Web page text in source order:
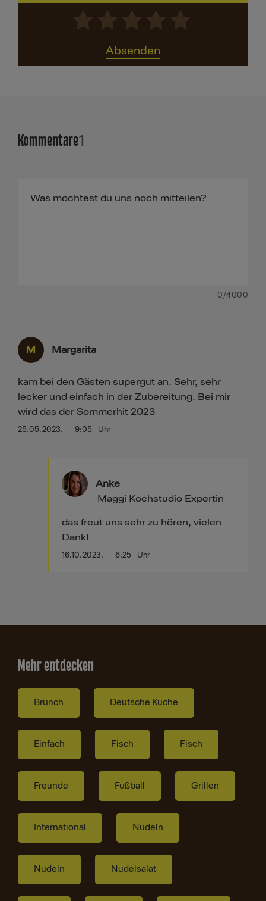
Absenden
Kommentare1
0 /4000
M Margarita
25.05.2023. 9:05 Uhr
kam bei den Gästen supergut an. Sehr, sehr
lecker und einfach in der Zubereitung. Bei mir
wird das der Sommerhit 2023
Anke
16.10.2023. 6:25 Uhr
Maggi Kochstudio Expertin
das freut uns sehr zu hören, vielen
Dank!
Mehr entdecken
Brunch Deutsche Küche
Einfach Fisch Fisch
Freunde Fußball Grillen
International Nudeln
Nudeln Nudelsalat